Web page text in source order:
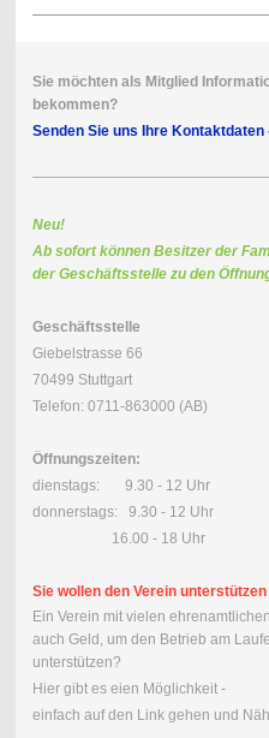
Sie möchten als Mitglied
bekommen?
Senden Sie uns Ihre Kontaktdaten
Neu!
Ab sofort können Besitzer der
der Geschäftsstelle zu den
Geschäftsstelle
Giebelstrasse 66
70499 Stuttgart
Telefon: 0711-863000 (AB)
Öffnungszeiten:
dienstags: 9.30 - 12 Uhr
donnerstags: 9.30 - 12 Uhr
16.00 - 18 Uhr
Sie wollen den Verein
Ein Verein mit vielen
auch Geld, um den Betrieb am
unterstützen?
Hier gibt es eien Möglichkeit -
einfach auf den Link gehen und